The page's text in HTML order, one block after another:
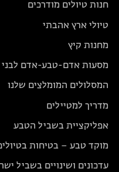
חנות טיולים מודרכים
טיולי ארץ אהבתי
מחנות קיץ
מסעות אדם-טבע-אדם לבני
המסלולים המומלצים שלנו
מדריך למטיילים
אפליקציית בשביל הטבע
מוקד טבע – בטיחות
עדכונים ושינויים בשביל